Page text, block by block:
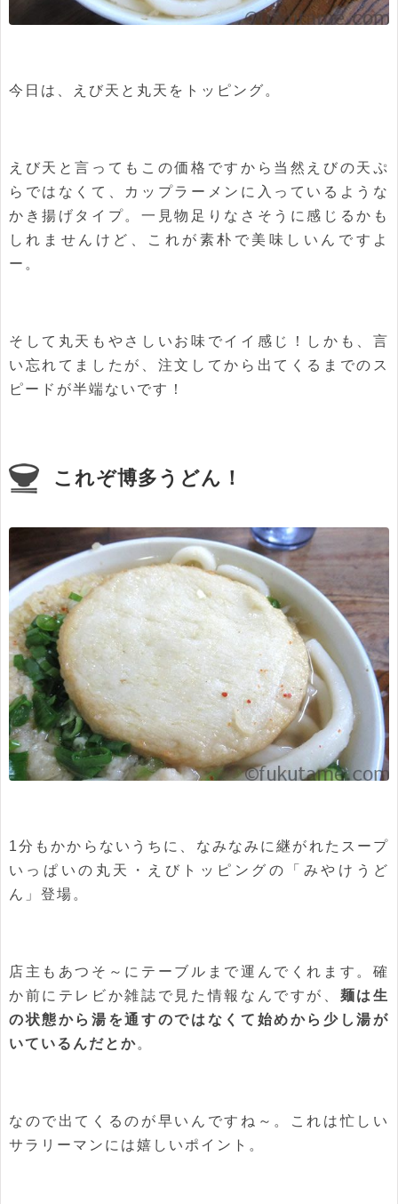
今日は、えび天と丸天をトッピング。
えび天と言ってもこの価格ですから当然えびの天ぷ
らではなくて、カップラーメンに入っているような
かき揚げタイプ。一見物足りなさそうに感じるかも
しれませんけど、これが素朴で美味しいんですよ
ー。
そして丸天もやさしいお味でイイ感じ！しかも、言
い忘れてましたが、注文してから出てくるまでのス
ピードが半端ないです！
これぞ博多うどん！
1分もかからないうちに、なみなみに継がれたスープ
いっぱいの丸天・えびトッピングの「みやけうど
ん」登場。
店主もあつそ～にテーブルまで運んでくれます。確
か前にテレビか雑誌で見た情報なんですが、 麺は生
の状態から湯を通すのではなくて始めから少し湯が
いているんだとか。
なので出てくるのが早いんですね～。これは忙しい
サラリーマンには嬉しいポイント。